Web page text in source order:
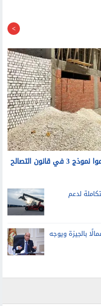
التنمية المحلية: بعض المواطنين استلموا نموذج 3 في قانون التصالح